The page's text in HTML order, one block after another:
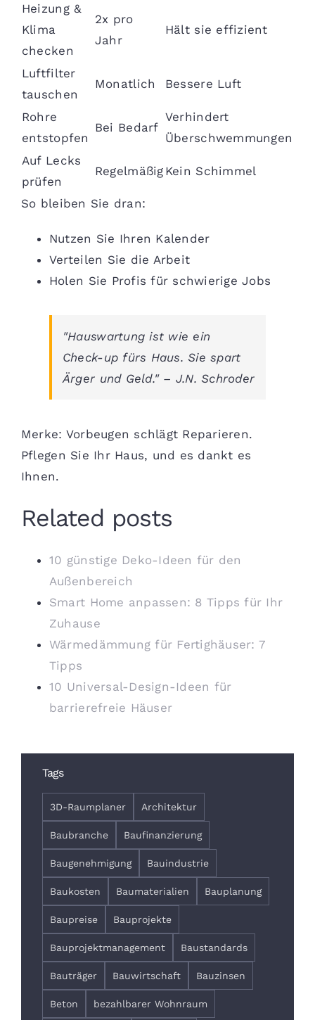
Heizung &
Klima
checken
2x pro
Jahr
Hält sie effizient
Luftfilter
tauschen
Monatlich Bessere Luft
Rohre
entstopfen
Bei Bedarf
Verhindert
Überschwemmungen
Auf Lecks
prüfen
Regelmäßig Kein Schimmel
So bleiben Sie dran:
Nutzen Sie Ihren Kalender
Verteilen Sie die Arbeit
Holen Sie Profis für schwierige Jobs
"Hauswartung ist wie ein
Check-up fürs Haus. Sie spart
Ärger und Geld." – J.N. Schroder
Merke: Vorbeugen schlägt Reparieren.
Pflegen Sie Ihr Haus, und es dankt es
Ihnen.
Related posts
10 günstige Deko-Ideen für den
Außenbereich
Smart Home anpassen: 8 Tipps für Ihr
Zuhause
Wärmedämmung für Fertighäuser: 7
Tipps
10 Universal-Design-Ideen für
barrierefreie Häuser
Tags
3D-Raumplaner Architektur
Baubranche Baufinanzierung
Baugenehmigung Bauindustrie
Baukosten Baumaterialien Bauplanung
Baupreise Bauprojekte
Bauprojektmanagement Baustandards
Bauträger Bauwirtschaft Bauzinsen
Beton bezahlbarer Wohnraum